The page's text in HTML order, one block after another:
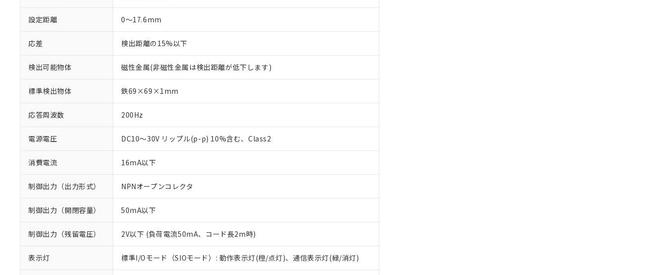
設定距離 0～17.6mm
応差 検出距離の15%以下
検出可能物体 磁性金属(非磁性金属は検出距離が低下します)
標準検出物体 鉄69×69×1mm
応答周波数 200Hz
電源電圧 DC10～30V リップル(p-p) 10%含む、Class2
消費電流 16mA以下
制御出力（出力形式） NPNオープンコレクタ
制御出力（開閉容量） 50mA以下
制御出力（残留電圧） 2V以下 (負荷電流50mA、コード長2m時)
表示灯 標準I/Oモード（SIOモード）: 動作表示灯(橙/点灯)、通信表示灯(緑/消灯)
※1 対応状況
対応予定：EU RoHS指令（10物質）の非含有に対応した製品に切り替える予定のある商品です。
対応予定なし：EU RoHS指令（10物質）の非含有に非対応の商品で、対応品を出す予定はありません。